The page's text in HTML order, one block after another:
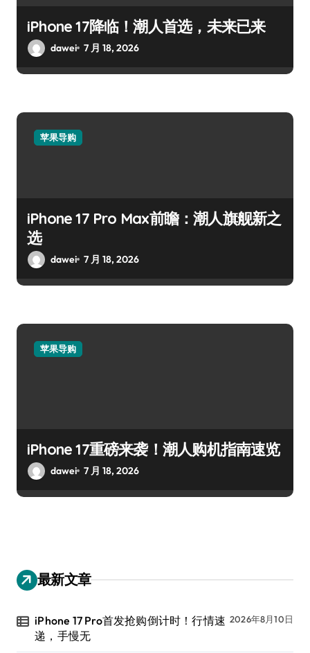
iPhone 17降临！潮人首选，未来已来
dawei 7 月 18, 2026
苹果导购
iPhone 17 Pro Max前瞻：潮人旗舰新之
选
dawei 7 月 18, 2026
苹果导购
iPhone 17重磅来袭！潮人购机指南速览
dawei 7 月 18, 2026
最新文章
iPhone 17 Pro首发抢购倒计时！行情速
递，手慢无
2026年8月10日